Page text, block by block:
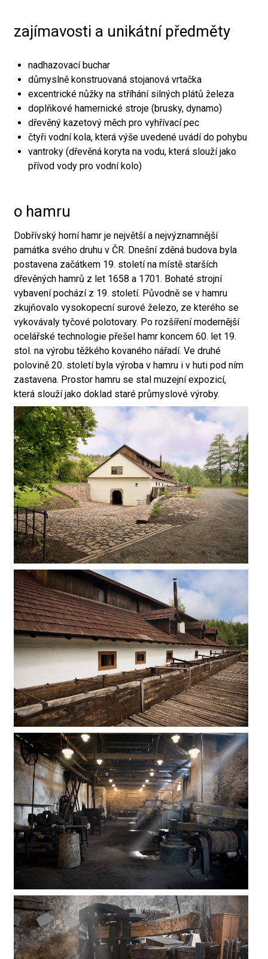
zajímavosti a unikátní předměty
nadhazovací buchar
důmyslně konstruovaná stojanová vrtačka
excentrické nůžky na stříhání silných plátů železa
doplňkové hamernické stroje (brusky, dynamo)
dřevěný kazetový měch pro vyhřívací pec
čtyři vodní kola, která výše uvedené uvádí do pohybu
vantroky (dřevěná koryta na vodu, která slouží jako
přívod vody pro vodní kolo)
o hamru
Dobřívský horní hamr je největší a nejvýznamnější
památka svého druhu v ČR. Dnešní zděná budova byla
postavena začátkem 19. století na místě starších
dřevěných hamrů z let 1658 a 1701. Bohaté strojní
vybavení pochází z 19. století. Původně se v hamru
zkujňovalo vysokopecní surové železo, ze kterého se
vykovávaly tyčové polotovary. Po rozšíření modernější
ocelářské technologie přešel hamr koncem 60. let 19.
stol. na výrobu těžkého kovaného nářadí. Ve druhé
polovině 20. století byla výroba v hamru i v huti pod ním
zastavena. Prostor hamru se stal muzejní expozicí,
která slouží jako doklad staré průmyslové výroby.